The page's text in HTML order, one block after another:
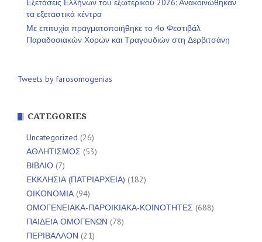
Εξετάσεις Ελλήνων του εξωτερικού 2026: Ανακοινώθηκαν
τα εξεταστικά κέντρα
Με επιτυχία πραγματοποιήθηκε το 4ο Φεστιβάλ
Παραδοσιακών Χορών και Τραγουδιών στη Δερβιτσάνη
Tweets by farosomogenias
CATEGORIES
Uncategorized (26)
ΑΘΛΗΤΙΣΜΟΣ (53)
ΒΙΒΛΙΟ (7)
ΕΚΚΛΗΣΙΑ (ΠΑΤΡΙΑΡΧΕΙΑ) (182)
ΟΙΚΟΝΟΜΙΑ(94)
ΟΜΟΓΕΝΕΙΑΚΑ-ΠΑΡΟΙΚΙΑΚΑ-ΚΟΙΝΟΤΗΤΕΣ (688)
ΠΑΙΔΕΙΑ ΟΜΟΓΕΝΩΝ (78)
ΠΕΡΙΒΑΛΛΟΝ (21)